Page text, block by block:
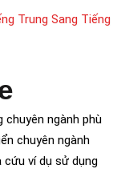
Trung Sang Tiếng
ngành phù
chuyên ngành
cứu ví dụ sử dụng